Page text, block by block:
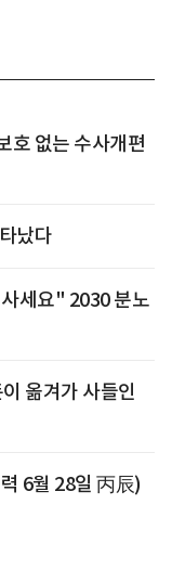
호 없는 수사개편
났다
세요" 2030 분노
옮겨가 사들인
6월 28일 丙辰)